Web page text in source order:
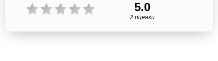
5.0
2 оценки